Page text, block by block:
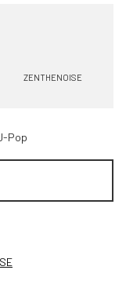
ZENTHENOISE
Pop